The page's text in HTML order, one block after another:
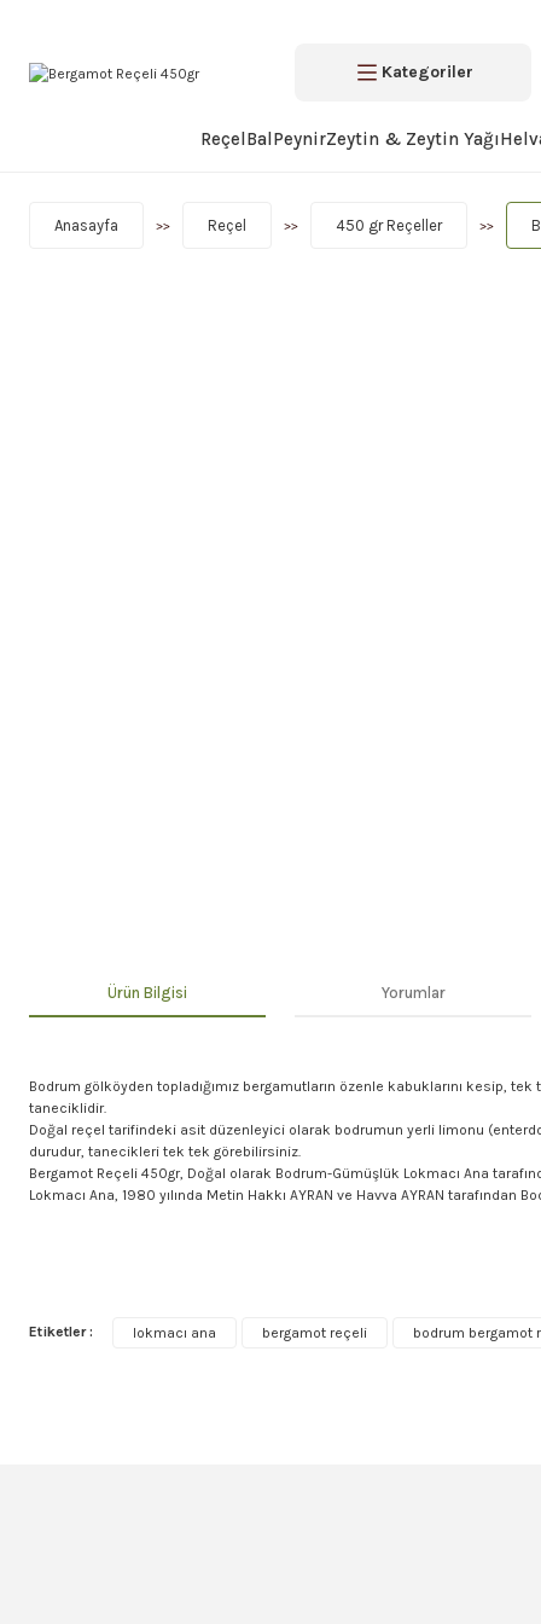
Kategoriler
ReçelBalPeynirZeytin & Zeytin Yağı
Anasayfa Reçel 450 gr Reçeller
Ürün Bilgisi Yorumlar
Bodrum gölköyden topladığımız bergamutların özenle kabuklarını kesip,
taneciklidir.
Doğal reçel tarifindeki asit düzenleyici olarak bodrumun yerli limonu
durudur, tanecikleri tek tek görebilirsiniz.
Bergamot Reçeli 450gr, Doğal olarak Bodrum-Gümüşlük Lokmacı Ana
Lokmacı Ana, 1980 yılında Metin Hakkı AYRAN ve Havva AYRAN
Etiketler : lokmacı ana bergamot reçeli bodrum bergamot